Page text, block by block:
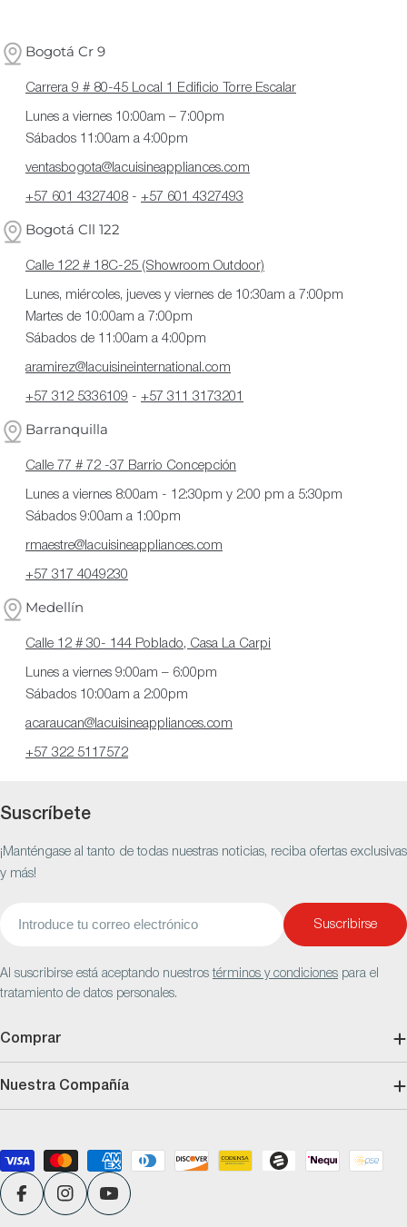
Bogotá Cr 9
Carrera 9 # 80-45 Local 1 Edificio Torre Escalar
Lunes a viernes 10:00am – 7:00pm
Sábados 11:00am a 4:00pm
ventasbogota@lacuisineappliances.com
+57 601 4327408 - +57 601 4327493
Bogotá Cll 122
Calle 122 # 18C-25 (Showroom Outdoor)
Lunes, miércoles, jueves y viernes de 10:30am a 7:00pm
Martes de 10:00am a 7:00pm
Sábados de 11:00am a 4:00pm
aramirez@lacuisineinternational.com
+57 312 5336109 - +57 311 3173201
Barranquilla
Calle 77 # 72 -37 Barrio Concepción
Lunes a viernes 8:00am - 12:30pm y 2:00 pm a 5:30pm
Sábados 9:00am a 1:00pm
rmaestre@lacuisineappliances.com
+57 317 4049230
Medellín
Calle 12 # 30- 144 Poblado, Casa La Carpi
Lunes a viernes 9:00am – 6:00pm
Sábados 10:00am a 2:00pm
acaraucan@lacuisineappliances.com
+57 322 5117572
Suscríbete
¡Manténgase al tanto de todas nuestras noticias, reciba ofertas exclusivas
y más!
Suscribirse
Al suscribirse está aceptando nuestrostérminos y condiciones para el
tratamiento de datos personales.
Comprar
Nuestra Compañía
Métodos
de
pagoFacebookInstagramYouTube